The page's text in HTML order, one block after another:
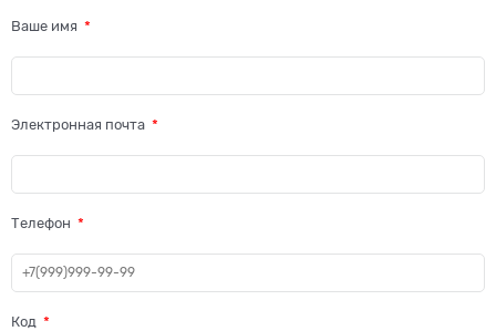
Ваше имя
Электронная почта
Телефон
Код